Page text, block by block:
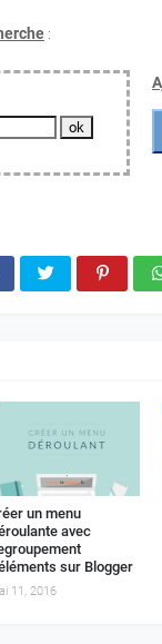
:
un menu
avec
sur Blogger
11, 2016